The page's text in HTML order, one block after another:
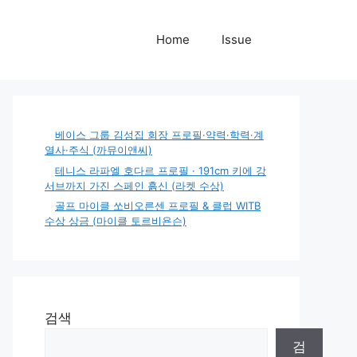
Home Issue
베이스 그룹 김성집 회장 프로필·약력·학력·계
열사·주식 (까뮤이앤씨)
테니스 라파엘 호다르 프로필 · 191cm 키에 강
서브까지 가진 스페인 흙신 (라켓 수상)
골프 마이클 쏘비오른센 프로필 & 클럽 WITB
수상 상금 (마이클 토르비욘슨)
검색
검